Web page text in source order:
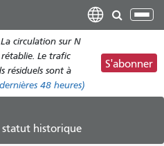
contenu
principal
La circulation sur N
Le trafic
résiduels sont à
48 heures)
S'abonner
statut historique